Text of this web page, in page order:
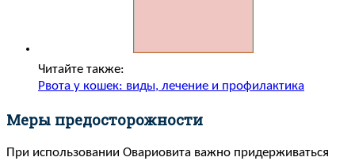
Читайте также:
Рвота у кошек: виды, лечение и профилактика
Меры предосторожности
При использовании Овариовита важно придерживаться